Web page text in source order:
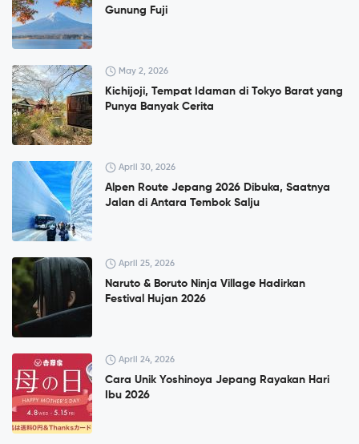
Gunung Fuji
May 2, 2026
Kichijoji, Tempat Idaman di Tokyo Barat yang
Punya Banyak Cerita
April 30, 2026
Alpen Route Jepang 2026 Dibuka, Saatnya
Jalan di Antara Tembok Salju
April 25, 2026
Naruto & Boruto Ninja Village Hadirkan
Festival Hujan 2026
April 24, 2026
Cara Unik Yoshinoya Jepang Rayakan Hari
Ibu 2026